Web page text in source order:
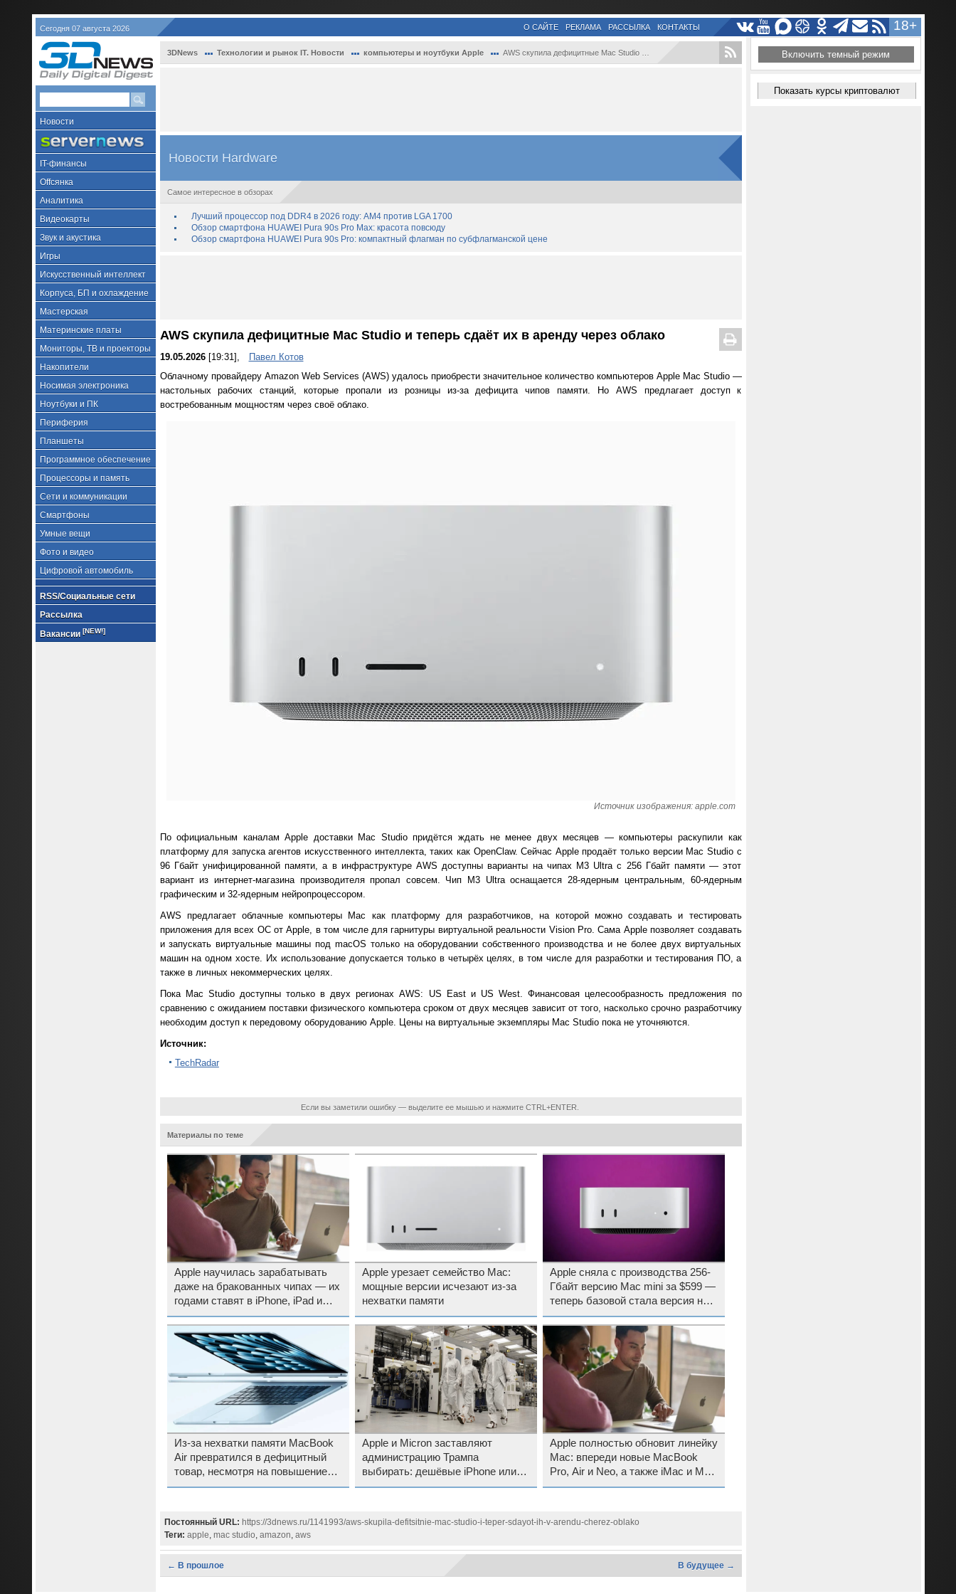
Сегодня 07 августа 2026 18+
О САЙТЕ РЕКЛАМА РАССЫЛКА КОНТАКТЫ
Новости
IT-финансы
Offсянка
Аналитика
Видеокарты
Звук и акустика
Игры
Искусственный интеллект
Корпуса, БП и охлаждение
Мастерская
Материнские платы
Мониторы, ТВ и проекторы
Накопители
Носимая электроника
Ноутбуки и ПК
Периферия
Планшеты
Программное обеспечение
Процессоры и память
Сети и коммуникации
Смартфоны
Умные вещи
Фото и видео
Цифровой автомобиль
RSS/Социальные сети
Рассылка
Вакансии [NEW!]
3DNews Технологии и рынок IT. Новости компьютеры и ноутбуки Apple AWS скупила дефицитные Mac Studio и тепе...
Новости Hardware
Самое интересное в обзорах
Лучший процессор под DDR4 в 2026 году: AM4 против LGA 1700
Обзор смартфона HUAWEI Pura 90s Pro Max: красота повсюду
Обзор смартфона HUAWEI Pura 90s Pro: компактный флагман по субфлагманской цене
AWS скупила дефицитные Mac Studio и теперь сдаёт их в аренду через облако
19.05.2026[19:31],
Павел Котов
Облачному провайдеру Amazon Web Services (AWS) удалось приобрести значительное количество компьютеров Apple Mac Studio —
настольных рабочих станций, которые пропали из розницы из-за дефицита чипов памяти. Но AWS предлагает доступ к
востребованным мощностям через своё облако.
Источник изображения: apple.com
По официальным каналам Apple доставки Mac Studio придётся ждать не менее двух месяцев — компьютеры раскупили как
платформу для запуска агентов искусственного интеллекта, таких как OpenClaw. Сейчас Apple продаёт только версии Mac Studio с
96 Гбайт унифицированной памяти, а в инфраструктуре AWS доступны варианты на чипах M3 Ultra с 256 Гбайт памяти — этот
вариант из интернет-магазина производителя пропал совсем. Чип M3 Ultra оснащается 28-ядерным центральным, 60-ядерным
графическим и 32-ядерным нейропроцессором.
AWS предлагает облачные компьютеры Mac как платформу для разработчиков, на которой можно создавать и тестировать
приложения для всех ОС от Apple, в том числе для гарнитуры виртуальной реальности Vision Pro. Сама Apple позволяет создавать
и запускать виртуальные машины под macOS только на оборудовании собственного производства и не более двух виртуальных
машин на одном хосте. Их использование допускается только в четырёх целях, в том числе для разработки и тестирования ПО, а
также в личных некоммерческих целях.
Пока Mac Studio доступны только в двух регионах AWS: US East и US West. Финансовая целесообразность предложения по
сравнению с ожиданием поставки физического компьютера сроком от двух месяцев зависит от того, насколько срочно разработчику
необходим доступ к передовому оборудованию Apple. Цены на виртуальные экземпляры Mac Studio пока не уточняются.
Источник:
TechRadar
Если вы заметили ошибку — выделите ее мышью и нажмите CTRL+ENTER.
Материалы по теме
Apple научилась зарабатывать
даже на бракованных чипах — их
годами ставят в iPhone, iPad и
Mac
Apple урезает семейство Mac:
мощные версии исчезают из-за
нехватки памяти
Apple сняла с производства 256-
Гбайт версию Mac mini за $599 —
теперь базовой стала версия на
512 Гбайт за $799
Из-за нехватки памяти MacBook
Air превратился в дефицитный
товар, несмотря на повышение
цен
Apple и Micron заставляют
администрацию Трампа
выбирать: дешёвые iPhone или
американские чипы
Apple полностью обновит линейку
Mac: впереди новые MacBook
Pro, Air и Neo, а также iMac и Mac
mini
Постоянный URL: https://3dnews.ru/1141993/aws-skupila-defitsitnie-mac-studio-i-teper-sdayot-ih-v-arendu-cherez-oblako
Теги: apple, mac studio, amazon, aws
← В прошлое В будущее →
Включить темный режим
Показать курсы криптовалют